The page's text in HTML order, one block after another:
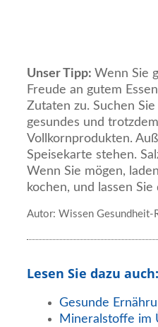
Unser Tipp: Wenn Sie
Freude an gutem
Zutaten zu. Suchen
gesundes und
Vollkornprodukten.
Speisekarte stehen.
Wenn Sie mögen,
kochen, und lassen
Autor: Wissen Gesundheit-
Lesen Sie dazu auch:
Gesunde
Mineralstoffe im